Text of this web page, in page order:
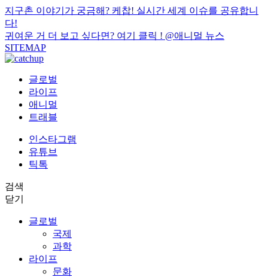
지구촌 이야기가 궁금해? 케찹! 실시간 세계 이슈를 공유합니
다!
귀여운 거 더 보고 싶다면? 여기 클릭 ! @애니멀 뉴스
SITEMAP
글로벌
라이프
애니멀
트래블
인스타그램
유튜브
틱톡
검색
닫기
글로벌
국제
과학
라이프
문화